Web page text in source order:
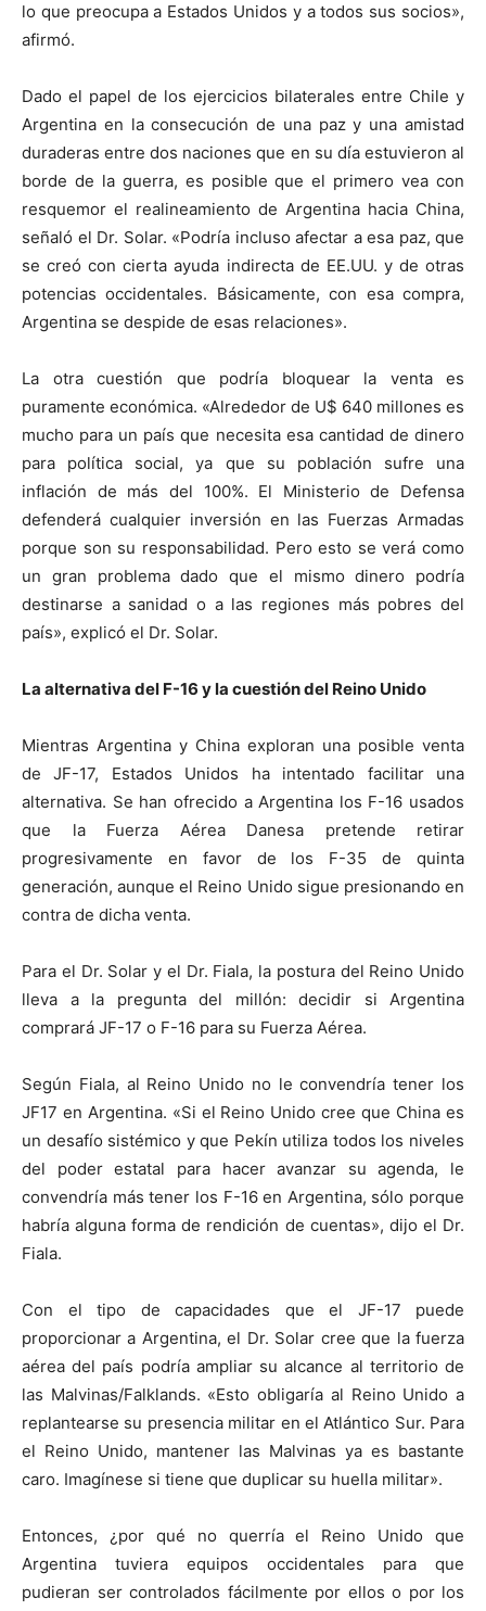
lo que preocupa a Estados Unidos y a todos sus socios»,
afirmó.
Dado el papel de los ejercicios bilaterales entre Chile y
Argentina en la consecución de una paz y una amistad
duraderas entre dos naciones que en su día estuvieron al
borde de la guerra, es posible que el primero vea con
resquemor el realineamiento de Argentina hacia China,
señaló el Dr. Solar. «Podría incluso afectar a esa paz, que
se creó con cierta ayuda indirecta de EE.UU. y de otras
potencias occidentales. Básicamente, con esa compra,
Argentina se despide de esas relaciones».
La otra cuestión que podría bloquear la venta es
puramente económica. «Alrededor de U$ 640 millones es
mucho para un país que necesita esa cantidad de dinero
para política social, ya que su población sufre una
inflación de más del 100%. El Ministerio de Defensa
defenderá cualquier inversión en las Fuerzas Armadas
porque son su responsabilidad. Pero esto se verá como
un gran problema dado que el mismo dinero podría
destinarse a sanidad o a las regiones más pobres del
país», explicó el Dr. Solar.
La alternativa del F-16 y la cuestión del Reino Unido
Mientras Argentina y China exploran una posible venta
de JF-17, Estados Unidos ha intentado facilitar una
alternativa. Se han ofrecido a Argentina los F-16 usados
que la Fuerza Aérea Danesa pretende retirar
progresivamente en favor de los F-35 de quinta
generación, aunque el Reino Unido sigue presionando en
contra de dicha venta.
Para el Dr. Solar y el Dr. Fiala, la postura del Reino Unido
lleva a la pregunta del millón: decidir si Argentina
comprará JF-17 o F-16 para su Fuerza Aérea.
Según Fiala, al Reino Unido no le convendría tener los
JF17 en Argentina. «Si el Reino Unido cree que China es
un desafío sistémico y que Pekín utiliza todos los niveles
del poder estatal para hacer avanzar su agenda, le
convendría más tener los F-16 en Argentina, sólo porque
habría alguna forma de rendición de cuentas», dijo el Dr.
Fiala.
Con el tipo de capacidades que el JF-17 puede
proporcionar a Argentina, el Dr. Solar cree que la fuerza
aérea del país podría ampliar su alcance al territorio de
las Malvinas/Falklands. «Esto obligaría al Reino Unido a
replantearse su presencia militar en el Atlántico Sur. Para
el Reino Unido, mantener las Malvinas ya es bastante
caro. Imagínese si tiene que duplicar su huella militar».
Entonces, ¿por qué no querría el Reino Unido que
Argentina tuviera equipos occidentales para que
pudieran ser controlados fácilmente por ellos o por los